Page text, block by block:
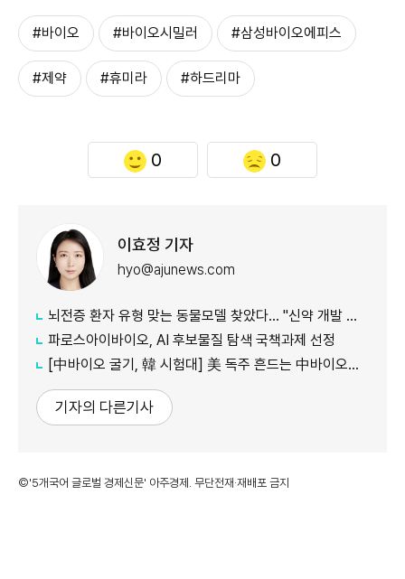
#바이오 #바이오시밀러 #삼성바이오에피스
#제약 #휴미라 #하드리마
0 0
이효정 기자
hyo@ajunews.com
뇌전증 환자 유형 맞는 동물모델 찾았다… "신약 개발 정확도 향상 기대"
파로스아이바이오, AI 후보물질 탐색 국책과제 선정
[中바이오 굴기, 韓 시험대] 美 독주 흔드는 中바이오… 글로벌 신약 질서 재편
기자의 다른기사
©'5개국어 글로벌 경제신문' 아주경제. 무단전재·재배포 금지